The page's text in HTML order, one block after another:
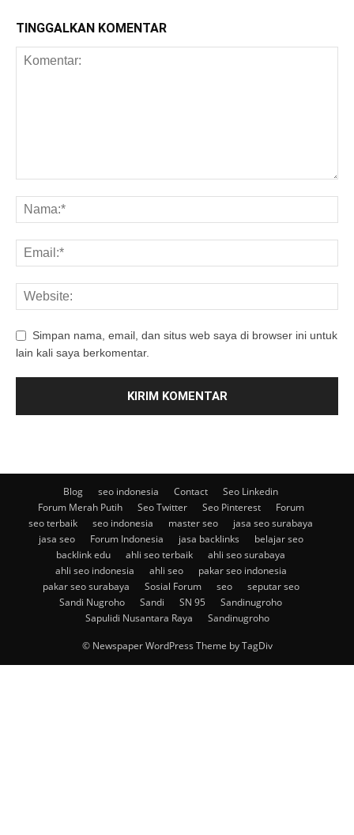
TINGGALKAN KOMENTAR
Simpan nama, email, dan situs web saya di browser ini untuk
lain kali saya berkomentar.
Blog seo indonesia Contact
Seo Linkedin
Forum Merah Putih
Seo Twitter Seo Pinterest
Forum
seo terbaik
seo indonesia master seo
jasa seo surabaya
jasa seo
Forum Indonesia jasa backlinks
belajar seo
backlink edu
ahli seo terbaik
ahli seo surabaya
ahli seo indonesia
ahli seo
pakar seo indonesia
pakar seo surabaya
Sosial Forum seo
seputar seo
Sandi Nugroho
Sandi SN 95
Sandinugroho
Sapulidi Nusantara Raya
Sandinugroho
© Newspaper WordPress Theme by TagDiv